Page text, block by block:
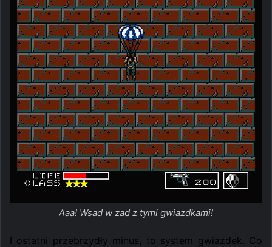
Aaa! Wsad w zad z tymi gwiazdkami!
I ostatni przebrzydły minus, to system gwiazdek. Co